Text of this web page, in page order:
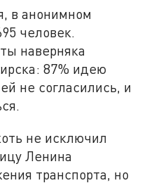
в анонимном
человек.
наверняка
87% идею
не согласились, и
не исключил
Ленина
транспорта, но